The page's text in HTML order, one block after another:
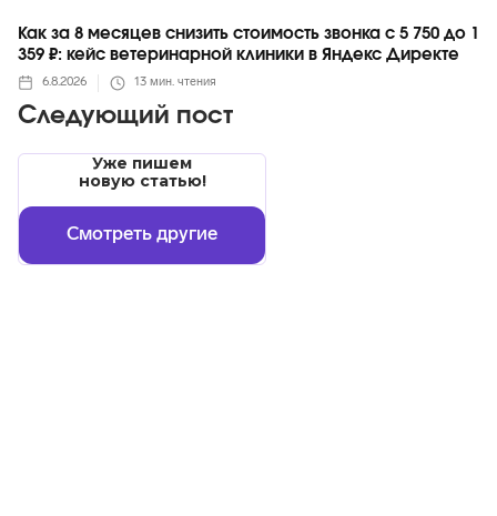
Следующий пост
Как за 8 месяцев снизить стоимость звонка с 5 750 до 1
359 ₽: кейс ветеринарной клиники в Яндекс Директе
6.8.2026 13 мин. чтения
Уже пишем
новую статью!
Смотреть другие